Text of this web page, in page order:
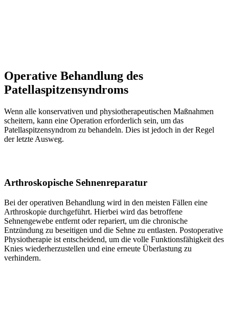
Operative Behandlung des
Patellaspitzensyndroms
Wenn alle konservativen und physiotherapeutischen Maßnahmen
scheitern, kann eine Operation erforderlich sein, um das
Patellaspitzensyndrom zu behandeln. Dies ist jedoch in der Regel
der letzte Ausweg.
Arthroskopische Sehnenreparatur
Bei der operativen Behandlung wird in den meisten Fällen eine
Arthroskopie durchgeführt. Hierbei wird das betroffene
Sehnengewebe entfernt oder repariert, um die chronische
Entzündung zu beseitigen und die Sehne zu entlasten. Postoperative
Physiotherapie ist entscheidend, um die volle Funktionsfähigkeit des
Knies wiederherzustellen und eine erneute Überlastung zu
verhindern.